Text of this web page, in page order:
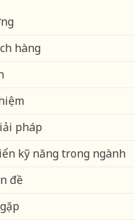
hàng
pháp
kỹ năng trong ngành
đề